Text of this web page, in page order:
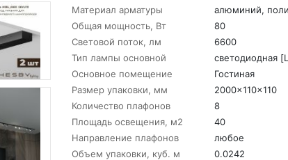
Материал арматуры
алюминий,
Общая мощность, Вт
80
Световой поток, лм
6600
Тип лампы основной
светодиодная
Основное помещение
Гостиная
Размер упаковки, мм
2000x110x110
Количество плафонов
8
Площадь освещения, м2
40
Направление плафонов
любое
Объем упаковки, куб. м
0.0242